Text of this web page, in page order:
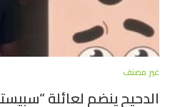
غير مصنف
الدحيح ينضم لعائلة